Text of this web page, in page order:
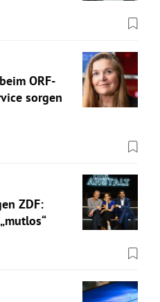
ORF-
sorgen
ZDF: